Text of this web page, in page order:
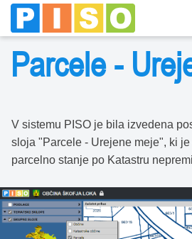
Parcele -
V sistemu PISO je bila izvedena
sloja "Parcele - Urejene meje", ki
parcelno stanje po Katastru